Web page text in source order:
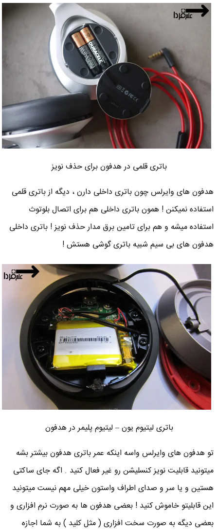
باتری قلمی در هدفون برای حذف نویز
هدفون های وایرلس چون باتری داخلی دارن ، دیگه از باتری قلمی
استفاده نمیکنن ! همون باتری داخلی هم برای اتصال بلوتوث
استفاده میشه و هم برای تامین برق مدار حذف نویز ! باتری داخلی
هدفون های بی سیم شبیه باتری گوشی هستش !
باتری لیتیوم یون – لیتیوم پلیمر در هدفون
تو هدفون های وایرلس واسه اینکه عمر باتری هدفون بیشتر بشه
میتونید قابلیت نویز کنسلیشن رو غیر فعال کنید . اگه جای ساکتی
هستین و یا سر و صدای اطراف واستون خیلی مهم نیست میتونید
این قابلیتو خاموش کنید ! بعضی هدفون ها به صورت نرم افزاری و
بعضی دیگه به صورت سخت افزاری ( مثل کلید ) به شما اجازه